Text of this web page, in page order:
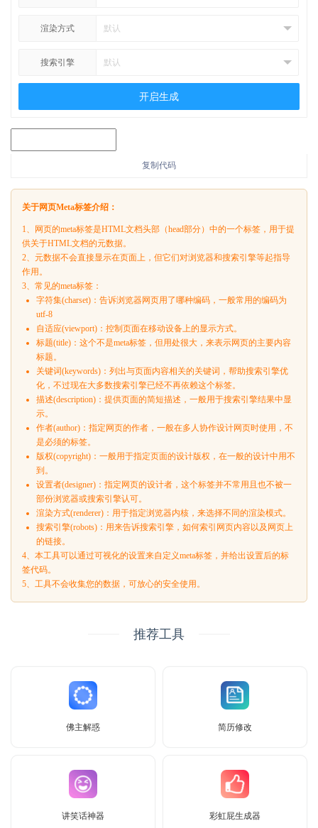
渲染方式
搜索引擎
开启生成
复制代码
关于网页Meta标签介绍：
1、网页的meta标签是HTML文档头部（head部分）中的一个标签，用于提
供关于HTML文档的元数据。
2、元数据不会直接显示在页面上，但它们对浏览器和搜索引擎等起指导
作用。
3、常见的meta标签：
字符集(charset)：告诉浏览器网页用了哪种编码，一般常用的编码为
utf-8
自适应(viewport)：控制页面在移动设备上的显示方式。
标题(title)：这个不是meta标签，但用处很大，来表示网页的主要内容
标题。
关键词(keywords)：列出与页面内容相关的关键词，帮助搜索引擎优
化，不过现在大多数搜索引擎已经不再依赖这个标签。
描述(description)：提供页面的简短描述，一般用于搜索引擎结果中显
示。
作者(author)：指定网页的作者，一般在多人协作设计网页时使用，不
是必须的标签。
版权(copyright)：一般用于指定页面的设计版权，在一般的设计中用不
到。
设置者(designer)：指定网页的设计者，这个标签并不常用且也不被一
部份浏览器或搜索引擎认可。
渲染方式(renderer)：用于指定浏览器内核，来选择不同的渲染模式。
搜索引擎(robots)：用来告诉搜索引擎，如何索引网页内容以及网页上
的链接。
4、本工具可以通过可视化的设置来自定义meta标签，并给出设置后的标
签代码。
5、工具不会收集您的数据，可放心的安全使用。
推荐工具
佛主解惑 简历修改
讲笑话神器 彩虹屁生成器